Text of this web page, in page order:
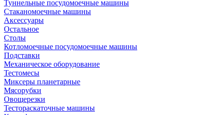
Туннельные посудомоечные машины
Стаканомоечные машины
Аксессуары
Остальное
Столы
Котломоечные посудомоечные машины
Подставки
Механическое оборудование
Тестомесы
Миксеры планетарные
Мясорубки
Овощерезки
Тестораскаточные машины